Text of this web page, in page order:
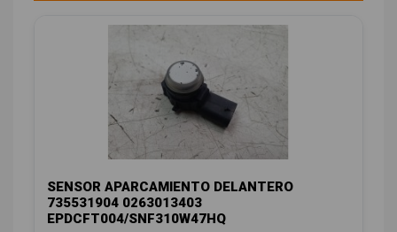
SENSOR APARCAMIENTO DELANTERO
735531904 0263013403
EPDCFT004/SNF310W47HQ